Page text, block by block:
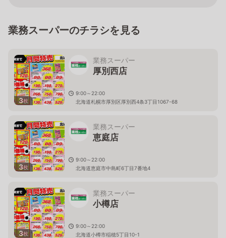
業務スーパーのチラシを見る
3枚
業務スーパー
厚別西店
9:00～22:00
北海道札幌市厚別区厚別西4条3丁目1067-68
3枚
業務スーパー
恵庭店
9:00～22:00
北海道恵庭市中島町6丁目7番地4
3枚
業務スーパー
小樽店
9:00～22:00
北海道小樽市稲穂5丁目10-1